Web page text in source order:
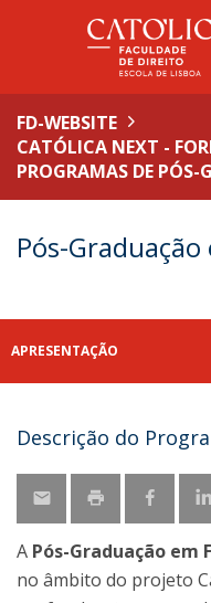
FD-WEBSITE
CATÓLICA NEXT -
PROGRAMAS DE PÓS-
Pós-
APRESENTAÇÃO
Descrição do
A Pós-Graduação em
no âmbito do projeto